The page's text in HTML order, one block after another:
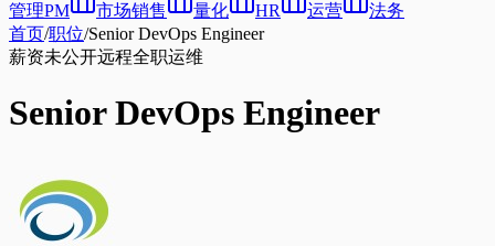
管理PM
市场销售 量化 HR 运营
法务
首页/职位/Senior DevOps Engineer
薪资未公开远程全职运维
Senior DevOps Engineer